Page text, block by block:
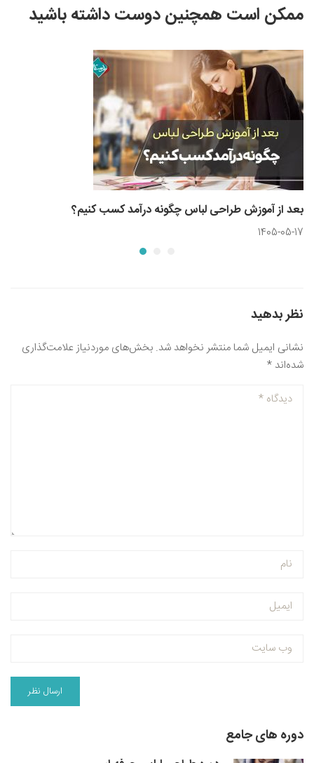
ممکن است همچنین دوست داشته باشید
بعد از آموزش طراحی لباس چگونه درآمد کسب کنیم؟
1405-05-17
نظر بدهید
نشانی ایمیل شما منتشر نخواهد شد. بخش‌های موردنیاز علامت‌گذاری
شده‌اند *
دوره های جامع